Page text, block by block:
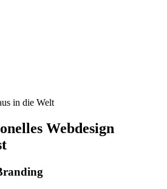
in die Welt
Webdesign